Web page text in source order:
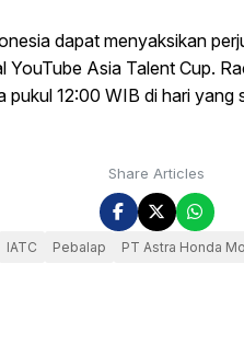
dapat menyaksikan
YouTube Asia Talent Cup.
pukul 12:00 WIB di hari
Share Articles
IATC Pebalap PT Astra Honda